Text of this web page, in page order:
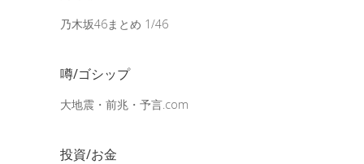
乃木坂46まとめ 1/46
噂/ゴシップ
大地震・前兆・予言.com
投資/お金